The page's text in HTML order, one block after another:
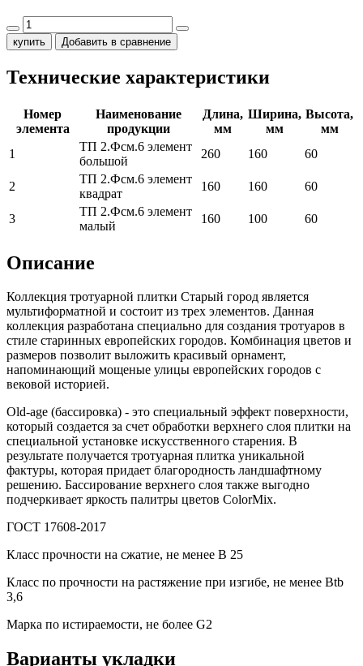
купить Добавить в сравнение
Технические характеристики
Номер
элемента
Наименование
продукции
Длина,
мм
Ширина,
мм
Высота,
мм
1
ТП 2.Фсм.6 элемент
большой
260 160 60
2
ТП 2.Фсм.6 элемент
квадрат
160 160 60
3
ТП 2.Фсм.6 элемент
малый
160 100 60
Описание
Коллекция тротуарной плитки Старый город является
мультиформатной и состоит из трех элементов. Данная
коллекция разработана специально для создания тротуаров в
стиле старинных европейских городов. Комбинация цветов и
размеров позволит выложить красивый орнамент,
напоминающий мощеные улицы европейских городов с
вековой историей.
Old-age (бассировка) - это специальный эффект поверхности,
который создается за счет обработки верхнего слоя плитки на
специальной установке искусственного старения. В
результате получается тротуарная плитка уникальной
фактуры, которая придает благородность ландшафтному
решению. Бассирование верхнего слоя также выгодно
подчеркивает яркость палитры цветов ColorMix.
ГОСТ 17608-2017
Класс прочности на сжатие, не менее В 25
Класс по прочности на растяжение при изгибе, не менее Вtb
3,6
Марка по истираемости, не более G2
Варианты укладки